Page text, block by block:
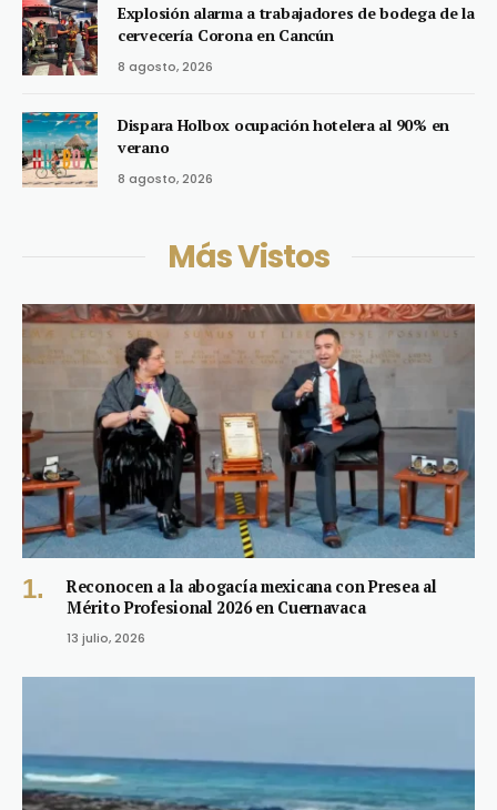
Explosión alarma a trabajadores de bodega de la
cervecería Corona en Cancún
8 agosto, 2026
Dispara Holbox ocupación hotelera al 90% en
verano
8 agosto, 2026
Más Vistos
Reconocen a la abogacía mexicana con Presea al
Mérito Profesional 2026 en Cuernavaca
13 julio, 2026